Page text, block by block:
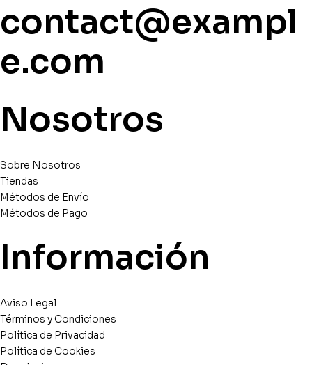
contact@exampl
e.com
Nosotros
Sobre Nosotros
Tiendas
Métodos de Envío
Métodos de Pago
Información
Aviso Legal
Términos y Condiciones
Política de Privacidad
Política de Cookies